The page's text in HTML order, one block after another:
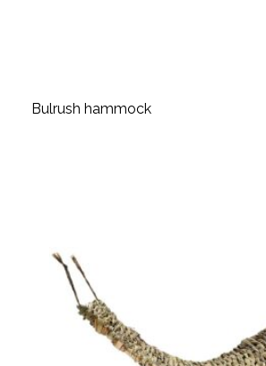
Bulrush hammock